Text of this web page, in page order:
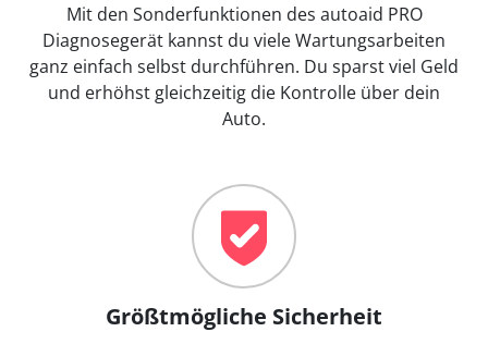
Mit den Sonderfunktionen des autoaid PRO
Diagnosegerät kannst du viele Wartungsarbeiten
ganz einfach selbst durchführen. Du sparst viel Geld
und erhöhst gleichzeitig die Kontrolle über dein
Auto.
Größtmögliche Sicherheit